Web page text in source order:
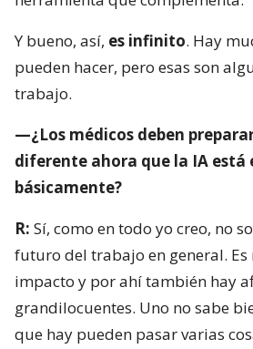
Y bueno, así, es infinito. Hay
pueden hacer, pero esas son
trabajo.
—¿Los médicos deben
diferente ahora que la IA está
básicamente?
R: Sí, como en todo yo creo, no
futuro del trabajo en general.
impacto y por ahí también hay
grandilocuentes. Uno no sabe
que hay pueden pasar varias